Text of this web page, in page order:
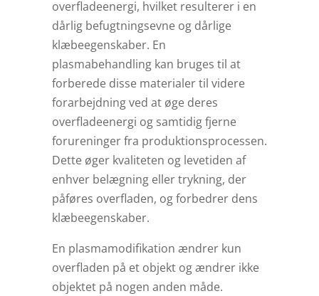
overfladeenergi, hvilket resulterer i en
dårlig befugtningsevne og dårlige
klæbeegenskaber. En
plasmabehandling kan bruges til at
forberede disse materialer til videre
forarbejdning ved at øge deres
overfladeenergi og samtidig fjerne
forureninger fra produktionsprocessen.
Dette øger kvaliteten og levetiden af
enhver belægning eller trykning, der
påføres overfladen, og forbedrer dens
klæbeegenskaber.
En plasmamodifikation ændrer kun
overfladen på et objekt og ændrer ikke
objektet på nogen anden måde.